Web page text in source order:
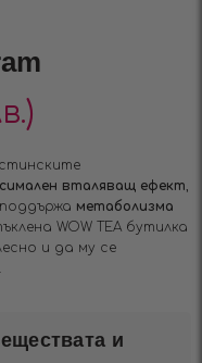
вталяващ ефект
метаболизма
WOW TEA бутилка
и да му се
и